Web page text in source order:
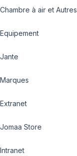
Chambre à air et Autres
Equipement
Jante
Marques
Extranet
Jomaa Store
Intranet